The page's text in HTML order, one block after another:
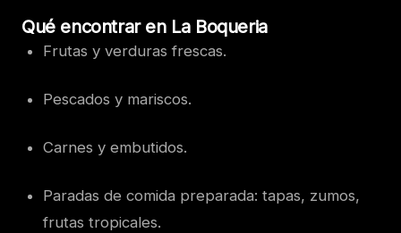
Qué encontrar en La Boqueria
Frutas y verduras frescas.
Pescados y mariscos.
Carnes y embutidos.
Paradas de comida preparada: tapas, zumos,
frutas tropicales.